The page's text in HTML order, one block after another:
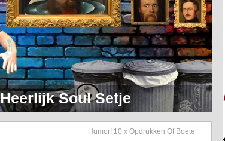
Soul Setje
Humor! 10 x Opdrukken Of Boete